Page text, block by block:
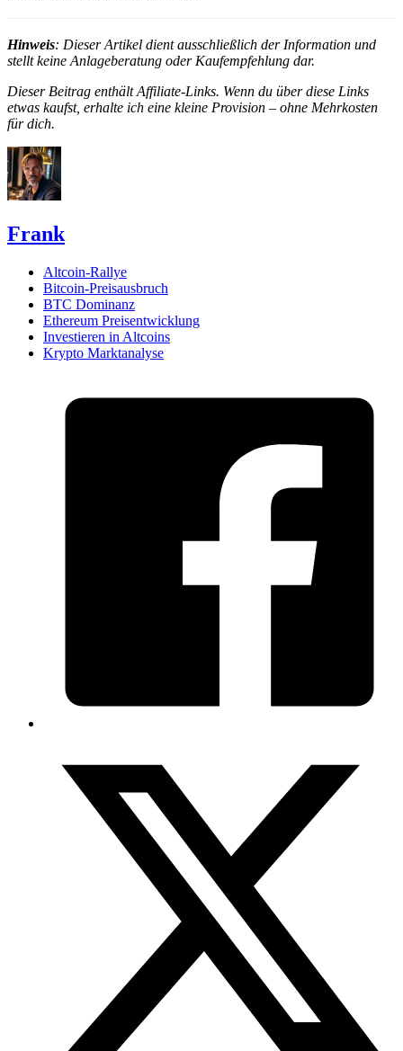
Hinweis: Dieser Artikel dient ausschließlich der Information und
stellt keine Anlageberatung oder Kaufempfehlung dar.
Dieser Beitrag enthält Affiliate-Links. Wenn du über diese Links
etwas kaufst, erhalte ich eine kleine Provision – ohne Mehrkosten
für dich.
Frank
Altcoin-Rallye
Bitcoin-Preisausbruch
BTC Dominanz
Ethereum Preisentwicklung
Investieren in Altcoins
Krypto Marktanalyse